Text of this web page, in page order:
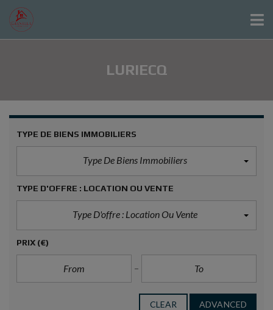
LURIECQ
TYPE DE BIENS IMMOBILIERS
Type De Biens Immobiliers
TYPE D'OFFRE : LOCATION OU VENTE
Type D'offre : Location Ou Vente
PRIX (€)
CLEAR ADVANCED